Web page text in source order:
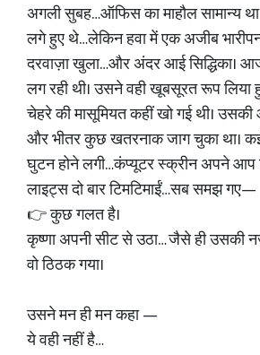
अगली सुबह…ऑफिस का माहौल सामान्य
लगे हुए थे…लेकिन हवा में एक अजीब
दरवाज़ा खुला…और अंदर आई सिद्धिका।
लग रही थी। उसने वही खूबसूरत रूप
चेहरे की मासूमियत कहीं खो गई थी।
और भीतर कुछ खतरनाक जाग चुका था।
घुटन होने लगी…कंप्यूटर स्क्रीन अपने आप
लाइट्स दो बार टिमटिमाईं…सब समझ गए—
👉 कुछ गलत है।
कृष्णा अपनी सीट से उठा… जैसे ही उसकी
वो ठिठक गया।
उसने मन ही मन कहा —
ये वही नहीं है…